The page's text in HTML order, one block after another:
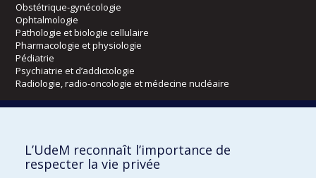
Obstétrique-gynécologie
Ophtalmologie
Pathologie et biologie cellulaire
Pharmacologie et physiologie
Pédiatrie
Psychiatrie et d’addictologie
Radiologie, radio-oncologie et médecine nucléaire
Kinésiologie et des sciences de l’activité physique
Orthophonie et audiologie
L’UdeM reconnaît l’importance de
respecter la vie privée